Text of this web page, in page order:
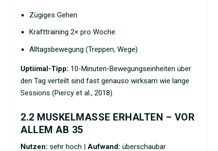
Zügiges Gehen
Krafttraining 2× pro Woche
Alltagsbewegung (Treppen, Wege)
Uptiimal-Tipp: 10-Minuten-Bewegungseinheiten über
den Tag verteilt sind fast genauso wirksam wie lange
Sessions (Piercy et al., 2018).
2.2 MUSKELMASSE ERHALTEN – VOR
ALLEM AB 35
Nutzen: sehr hoch |Aufwand: überschaubar